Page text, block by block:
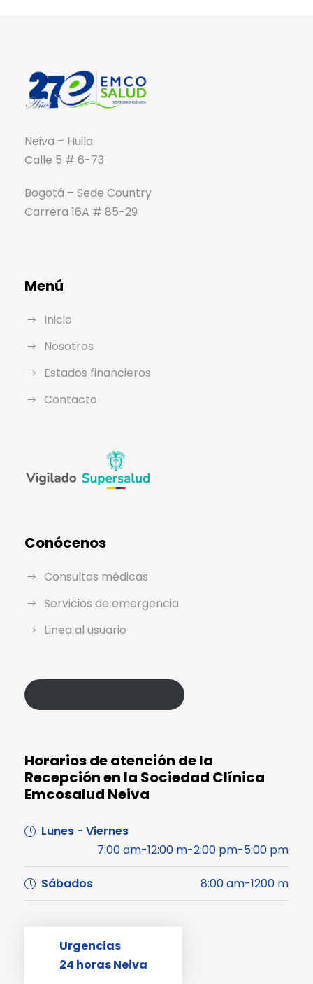
Neiva – Huila
Calle 5 # 6-73
Bogotá – Sede Country
Carrera 16A # 85-29
Menú
Inicio
Nosotros
Estados financieros
Contacto
Conócenos
Consultas médicas
Servicios de emergencia
Linea al usuario
Horarios de atención de la
Recepción en la Sociedad Clínica
Emcosalud Neiva
Lunes - Viernes
7:00 am-12:00 m-2:00 pm-5:00 pm
Sábados 8:00 am-1200 m
Urgencias
24 horas Neiva